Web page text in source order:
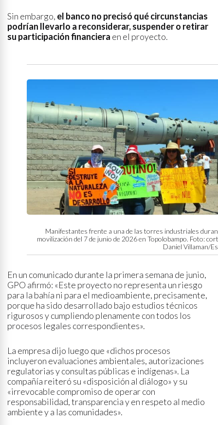
Sin embargo, el banco no precisó qué circunstancias
podrían llevarlo a reconsiderar, suspender o retirar
su participación financiera en el proyecto.
Manifestantes frente a una de las torres industriales
movilización del 7 de junio de 2026 en Topolobampo. Foto:
Daniel Villaman/
En un comunicado durante la primera semana de junio,
GPO afirmó: «Este proyecto no representa un riesgo
para la bahía ni para el medioambiente, precisamente,
porque ha sido desarrollado bajo estudios técnicos
rigurosos y cumpliendo plenamente con todos los
procesos legales correspondientes».
La empresa dijo luego que «dichos procesos
incluyeron evaluaciones ambientales, autorizaciones
regulatorias y consultas públicas e indígenas». La
compañía reiteró su «disposición al diálogo» y su
«irrevocable compromiso de operar con
responsabilidad, transparencia y en respeto al medio
ambiente y a las comunidades».